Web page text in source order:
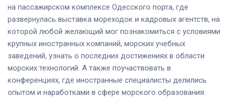
на пассажирском комплексе Одесского порта, где
развернулась выставка мореходок и кадровых агентств, на
которой любой желающий мог познакомиться с условиями
крупных иностранных компаний, морских учебных
заведений, узнать о последних достижениях в области
морских технологий. А также поучаствовать в
конференциях, где иностранные специалисты делились
опытом и наработками в сфере морского образования.